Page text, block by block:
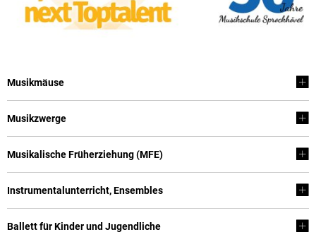
Musikmäuse
Musikzwerge
Musikalische Früherziehung (MFE)
Instrumentalunterricht, Ensembles
Ballett für Kinder und Jugendliche